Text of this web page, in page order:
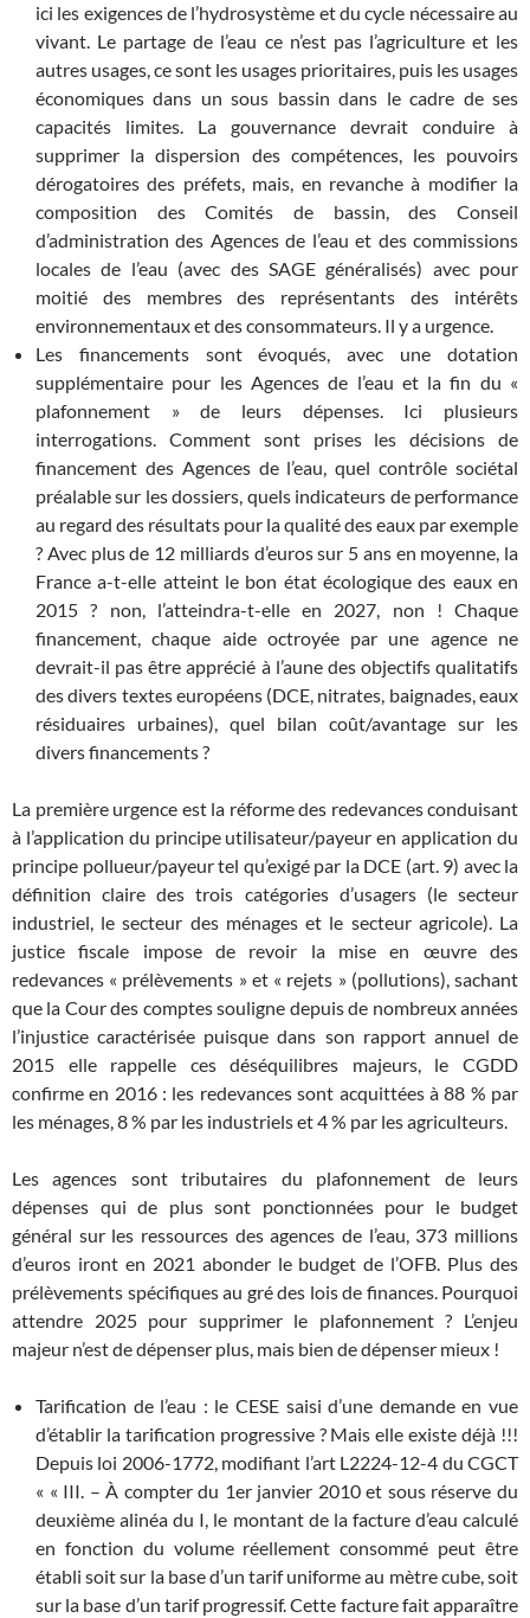
ici les exigences de l’hydrosystème et du cycle nécessaire au
vivant. Le partage de l’eau ce n’est pas l’agriculture et les
autres usages, ce sont les usages prioritaires, puis les usages
économiques dans un sous bassin dans le cadre de ses
capacités limites. La gouvernance devrait conduire à
supprimer la dispersion des compétences, les pouvoirs
dérogatoires des préfets, mais, en revanche à modifier la
composition des Comités de bassin, des Conseil
d’administration des Agences de l’eau et des commissions
locales de l’eau (avec des SAGE généralisés) avec pour
moitié des membres des représentants des intérêts
environnementaux et des consommateurs. Il y a urgence.
Les financements sont évoqués, avec une dotation
supplémentaire pour les Agences de l’eau et la fin du «
plafonnement » de leurs dépenses. Ici plusieurs
interrogations. Comment sont prises les décisions de
financement des Agences de l’eau, quel contrôle sociétal
préalable sur les dossiers, quels indicateurs de performance
au regard des résultats pour la qualité des eaux par exemple
? Avec plus de 12 milliards d’euros sur 5 ans en moyenne, la
France a-t-elle atteint le bon état écologique des eaux en
2015 ? non, l’atteindra-t-elle en 2027, non ! Chaque
financement, chaque aide octroyée par une agence ne
devrait-il pas être apprécié à l’aune des objectifs qualitatifs
des divers textes européens (DCE, nitrates, baignades, eaux
résiduaires urbaines), quel bilan coût/avantage sur les
divers financements ?
La première urgence est la réforme des redevances conduisant
à l’application du principe utilisateur/payeur en application du
principe pollueur/payeur tel qu’exigé par la DCE (art. 9) avec la
définition claire des trois catégories d’usagers (le secteur
industriel, le secteur des ménages et le secteur agricole). La
justice fiscale impose de revoir la mise en œuvre des
redevances « prélèvements » et « rejets » (pollutions), sachant
que la Cour des comptes souligne depuis de nombreux années
l’injustice caractérisée puisque dans son rapport annuel de
2015 elle rappelle ces déséquilibres majeurs, le CGDD
confirme en 2016 : les redevances sont acquittées à 88 % par
les ménages, 8 % par les industriels et 4 % par les agriculteurs.
Les agences sont tributaires du plafonnement de leurs
dépenses qui de plus sont ponctionnées pour le budget
général sur les ressources des agences de l’eau, 373 millions
d’euros iront en 2021 abonder le budget de l’OFB. Plus des
prélèvements spécifiques au gré des lois de finances. Pourquoi
attendre 2025 pour supprimer le plafonnement ? L’enjeu
majeur n’est de dépenser plus, mais bien de dépenser mieux !
Tarification de l’eau : le CESE saisi d’une demande en vue
d’établir la tarification progressive ? Mais elle existe déjà !!!
Depuis loi 2006-1772, modifiant l’art L2224-12-4 du CGCT
« « III. – À compter du 1er janvier 2010 et sous réserve du
deuxième alinéa du I, le montant de la facture d’eau calculé
en fonction du volume réellement consommé peut être
établi soit sur la base d’un tarif uniforme au mètre cube, soit
sur la base d’un tarif progressif. Cette facture fait apparaître